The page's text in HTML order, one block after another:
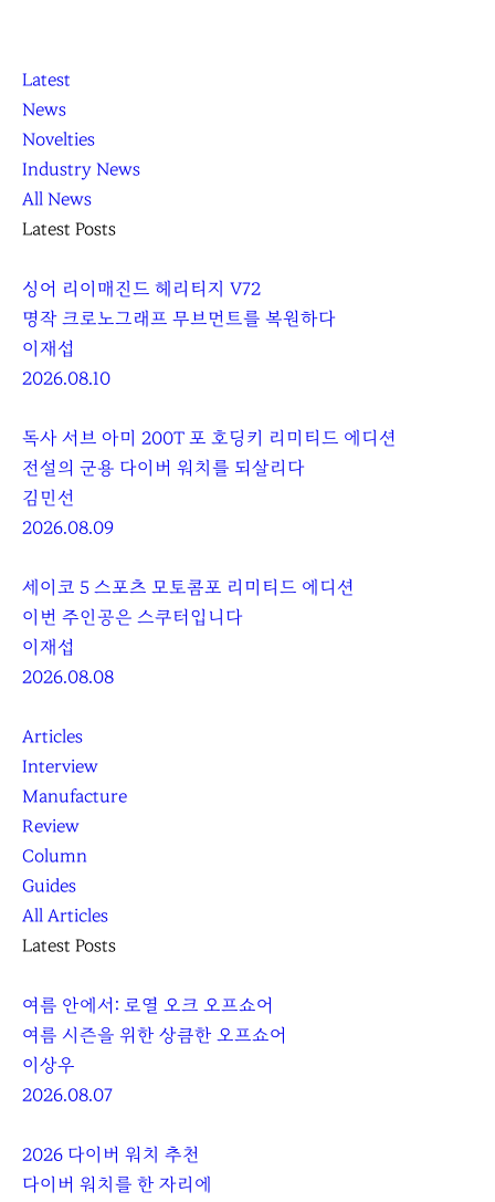
K
L
O
C
C
A
닫
기
K
L
O
C
C
A
Latest
News
Novelties
Industry News
All News
Latest Posts
싱어 리이매진드 헤리티지 V72
명작 크로노그래프 무브먼트를 복원하다
이재섭
2026.08.10
독사 서브 아미 200T 포 호딩키 리미티드 에디션
전설의 군용 다이버 워치를 되살리다
김민선
2026.08.09
세이코 5 스포츠 모토콤포 리미티드 에디션
이번 주인공은 스쿠터입니다
이재섭
2026.08.08
Articles
Interview
Manufacture
Review
Column
Guides
All Articles
Latest Posts
여름 안에서: 로열 오크 오프쇼어
여름 시즌을 위한 상큼한 오프쇼어
이상우
2026.08.07
2026 다이버 워치 추천
다이버 워치를 한 자리에